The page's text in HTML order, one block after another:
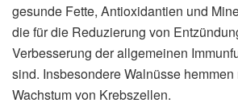
gesunde Fette, Antioxidantien und
die für die Reduzierung von
Verbesserung der allgemeinen
sind. Insbesondere Walnüsse
Wachstum von Krebszellen.